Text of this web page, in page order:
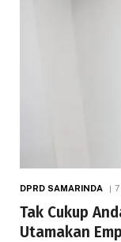
DPRD SAMARINDA
Tak Cukup
Utamakan